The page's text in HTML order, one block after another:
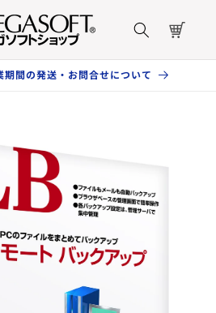
ー
期間の発送・お問合せについて